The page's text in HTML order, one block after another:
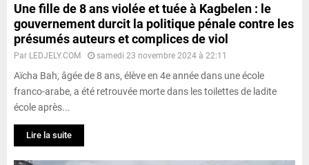
Une fille de 8 ans violée et tuée à Kagbelen : le
gouvernement durcit la politique pénale contre les
présumés auteurs et complices de viol
Par LEDJELY.COM samedi 23 novembre 2024 à 22:11
Aïcha Bah, âgée de 8 ans, élève en 4e année dans une école
franco-arabe, a été retrouvée morte dans les toilettes de ladite
école après...
Lire la suite